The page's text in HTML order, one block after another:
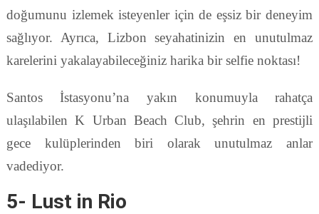
doğumunu izlemek isteyenler için de eşsiz bir deneyim
sağlıyor. Ayrıca, Lizbon seyahatinizin en unutulmaz
karelerini yakalayabileceğiniz harika bir selfie noktası!
Santos İstasyonu’na yakın konumuyla rahatça
ulaşılabilen K Urban Beach Club, şehrin en prestijli
gece kulüplerinden biri olarak unutulmaz anlar
vadediyor.
5- Lust in Rio